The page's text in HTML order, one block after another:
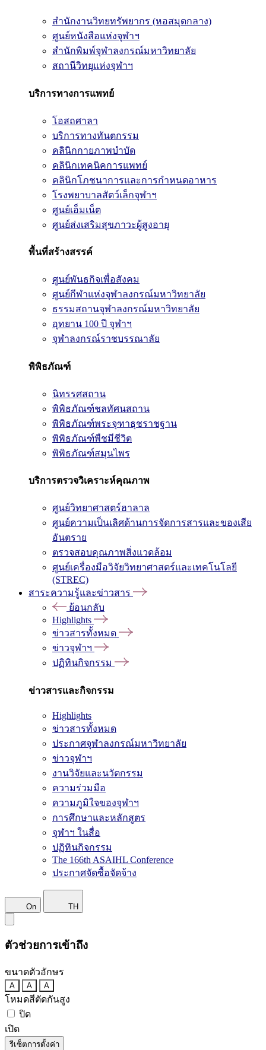
สำนักงานวิทยทรัพยากร (หอสมุดกลาง)
ศูนย์หนังสือแห่งจุฬาฯ
สำนักพิมพ์จุฬาลงกรณ์มหาวิทยาลัย
สถานีวิทยุแห่งจุฬาฯ
บริการทางการแพทย์
โอสถศาลา
บริการทางทันตกรรม
คลินิกกายภาพบำบัด
คลินิกเทคนิคการแพทย์
คลินิกโภชนาการและการกำหนดอาหาร
โรงพยาบาลสัตว์เล็กจุฬาฯ
ศูนย์เอ็มเน็ต
ศูนย์ส่งเสริมสุขภาวะผู้สูงอายุ
พื้นที่สร้างสรรค์
ศูนย์พันธกิจเพื่อสังคม
ศูนย์กีฬาแห่งจุฬาลงกรณ์มหาวิทยาลัย
ธรรมสถานจุฬาลงกรณ์มหาวิทยาลัย
อุทยาน 100 ปี จุฬาฯ
จุฬาลงกรณ์ราชบรรณาลัย
พิพิธภัณฑ์
นิทรรศสถาน
พิพิธภัณฑ์ชลทัศนสถาน
พิพิธภัณฑ์พระจุฑาธุชราชฐาน
พิพิธภัณฑ์พืชมีชีวิต
พิพิธภัณฑ์สมุนไพร
บริการตรวจวิเคราะห์คุณภาพ
ศูนย์วิทยาศาสตร์ฮาลาล
ศูนย์ความเป็นเลิศด้านการจัดการสารและของเสีย
อันตราย
ตรวจสอบคุณภาพสิ่งแวดล้อม
ศูนย์เครื่องมือวิจัยวิทยาศาสตร์และเทคโนโลยี
(STREC)
สาระความรู้และข่าวสาร
ย้อนกลับ
Highlights
ข่าวสารทั้งหมด
ข่าวจุฬาฯ
ปฏิทินกิจกรรม
ข่าวสารและกิจกรรม
Highlights
ข่าวสารทั้งหมด
ประกาศจุฬาลงกรณ์มหาวิทยาลัย
ข่าวจุฬาฯ
งานวิจัยและนวัตกรรม
ความร่วมมือ
ความภูมิใจของจุฬาฯ
การศึกษาและหลักสูตร
จุฬาฯ ในสื่อ
ปฏิทินกิจกรรม
The 166th ASAIHL Conference
ประกาศจัดซื้อจัดจ้าง
On TH
ตัวช่วยการเข้าถึง
ขนาดตัวอักษร
A A A
โหมดสีตัดกันสูง
ปิด
เปิด
รีเซ็ตการตั้งค่า